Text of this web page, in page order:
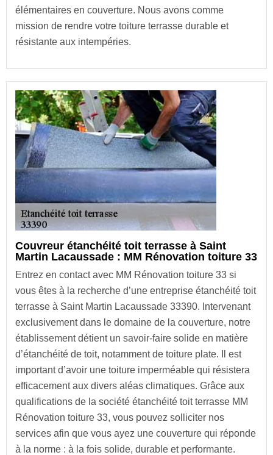
élémentaires en couverture. Nous avons comme
mission de rendre votre toiture terrasse durable et
résistante aux intempéries.
Couvreur étanchéité toit terrasse à Saint
Martin Lacaussade : MM Rénovation toiture 33
Entrez en contact avec MM Rénovation toiture 33 si
vous êtes à la recherche d’une entreprise étanchéité toit
terrasse à Saint Martin Lacaussade 33390. Intervenant
exclusivement dans le domaine de la couverture, notre
établissement détient un savoir-faire solide en matière
d’étanchéité de toit, notamment de toiture plate. Il est
important d’avoir une toiture imperméable qui résistera
efficacement aux divers aléas climatiques. Grâce aux
qualifications de la société étanchéité toit terrasse MM
Rénovation toiture 33, vous pouvez solliciter nos
services afin que vous ayez une couverture qui réponde
à la norme : à la fois solide, durable et performante.